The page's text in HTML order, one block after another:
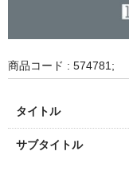
商品コード : 574781;
タイトル
サブタイトル